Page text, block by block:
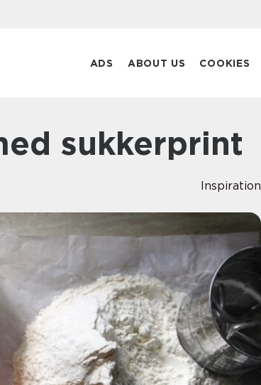
ADS ABOUT US COOKIES
sukkerprint
Inspiration